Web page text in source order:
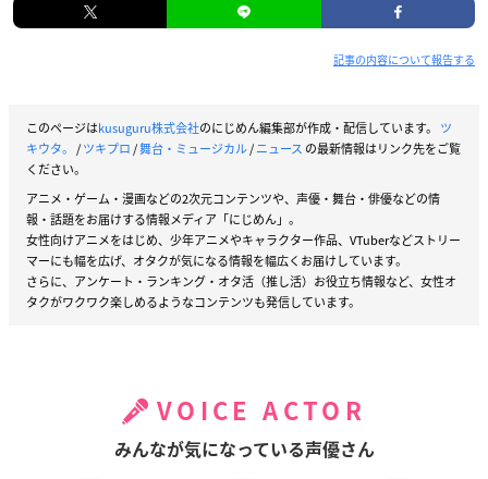
記事の内容について報告する
このページはkusuguru株式会社のにじめん編集部が作成・配信しています。 ツ
キウタ。 /ツキプロ/舞台・ミュージカル/ニュース の最新情報はリンク先をご覧
ください。
アニメ・ゲーム・漫画などの2次元コンテンツや、声優・舞台・俳優などの情
報・話題をお届けする情報メディア「にじめん」。
女性向けアニメをはじめ、少年アニメやキャラクター作品、VTuberなどストリー
マーにも幅を広げ、オタクが気になる情報を幅広くお届けしています。
さらに、アンケート・ランキング・オタ活（推し活）お役立ち情報など、女性オ
タクがワクワク楽しめるようなコンテンツも発信しています。
VOICE ACTOR
みんなが気になっている声優さん